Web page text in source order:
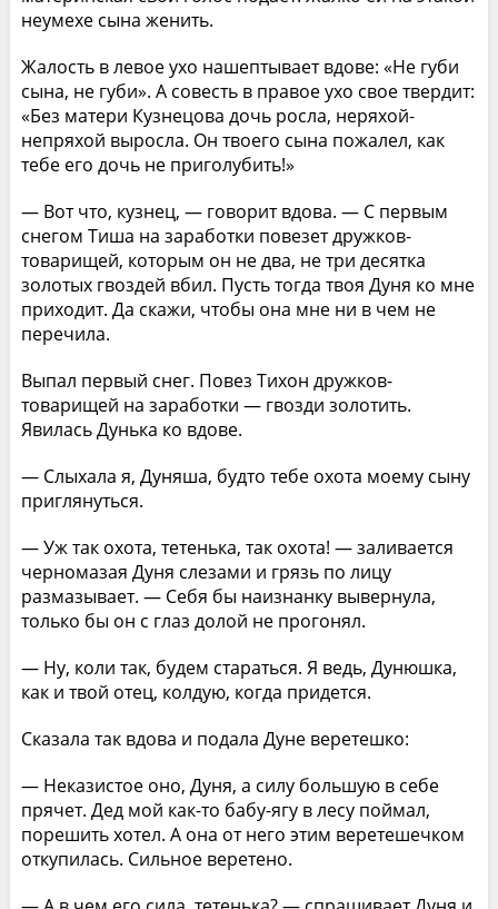
неумехе сына женить.
Жалость в левое ухо нашептывает вдове: «Не губи
сына, не губи». А совесть в правое ухо свое твердит:
«Без матери Кузнецова дочь росла, неряхой-
непряхой выросла. Он твоего сына пожалел, как
тебе его дочь не приголубить!»
— Вот что, кузнец, — говорит вдова. — С первым
снегом Тиша на заработки повезет дружков-
товарищей, которым он не два, не три десятка
золотых гвоздей вбил. Пусть тогда твоя Дуня ко мне
приходит. Да скажи, чтобы она мне ни в чем не
перечила.
Выпал первый снег. Повез Тихон дружков-
товарищей на заработки — гвозди золотить.
Явилась Дунька ко вдове.
— Слыхала я, Дуняша, будто тебе охота моему сыну
приглянуться.
— Уж так охота, тетенька, так охота! — заливается
черномазая Дуня слезами и грязь по лицу
размазывает. — Себя бы наизнанку вывернула,
только бы он с глаз долой не прогонял.
— Ну, коли так, будем стараться. Я ведь, Дунюшка,
как и твой отец, колдую, когда придется.
Сказала так вдова и подала Дуне веретешко:
— Неказистое оно, Дуня, а силу большую в себе
прячет. Дед мой как-то бабу-ягу в лесу поймал,
порешить хотел. А она от него этим веретешечком
откупилась. Сильное веретено.